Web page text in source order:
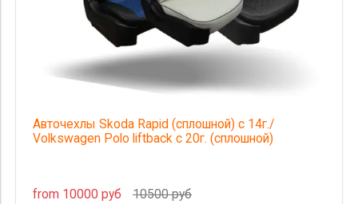
Авточехлы Skoda Rapid (сплошной) c 14г./
Volkswagen Polo liftback c 20г. (сплошной)
from 10000 руб 10500 руб